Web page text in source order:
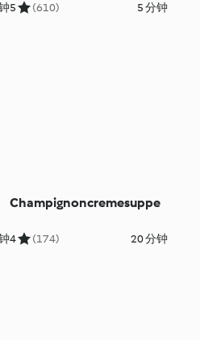
5 (610) 5 分钟
Champignoncremesuppe
4 (174) 20 分钟